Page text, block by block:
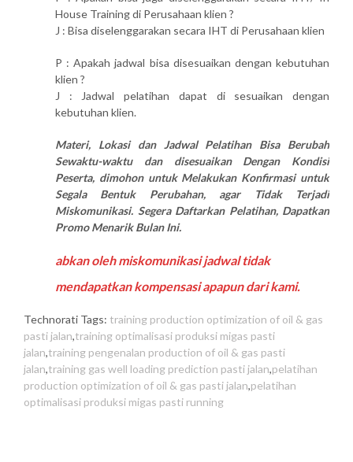
House Training di Perusahaan klien ?
J : Bisa diselenggarakan secara IHT di Perusahaan klien
P : Apakah jadwal bisa disesuaikan dengan kebutuhan
klien ?
J : Jadwal pelatihan dapat di sesuaikan dengan
kebutuhan klien.
Materi, Lokasi dan Jadwal Pelatihan Bisa Berubah
Sewaktu-waktu dan disesuaikan Dengan Kondisi
Peserta, dimohon untuk Melakukan Konfirmasi untuk
Segala Bentuk Perubahan, agar Tidak Terjadi
Miskomunikasi. Segera Daftarkan Pelatihan, Dapatkan
Promo Menarik Bulan Ini.
abkan oleh miskomunikasi jadwal tidak
mendapatkan kompensasi apapun dari kami.
Technorati Tags: training production optimization of oil & gas
pasti jalan,training optimalisasi produksi migas pasti
jalan,training pengenalan production of oil & gas pasti
jalan,training gas well loading prediction pasti jalan,pelatihan
production optimization of oil & gas pasti jalan,pelatihan
optimalisasi produksi migas pasti running